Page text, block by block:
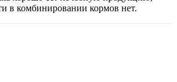
в комбинировании кормов нет.